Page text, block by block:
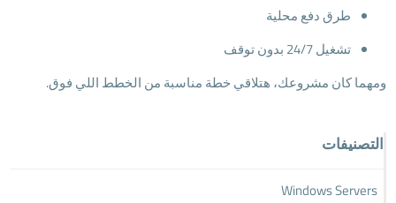
طرق دفع محلية
تشغيل 24/7 بدون توقف
ومهما كان مشروعك، هتلاقي خطة مناسبة من الخطط اللي فوق.
التصنيفات
Windows Servers